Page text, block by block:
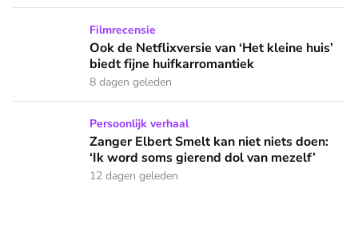
Ook de Netflixversie van ‘Het kleine huis’ biedt fijne
Filmrecensie
Ook de Netflixversie van ‘Het kleine huis’
biedt fijne huifkarromantiek
8 dagen geleden
Zanger Elbert Smelt kan niet niets doen: ‘Ik word soms
Persoonlijk verhaal
Zanger Elbert Smelt kan niet niets doen:
‘Ik word soms gierend dol van mezelf’
12 dagen geleden